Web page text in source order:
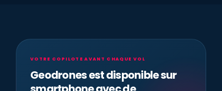
VOTRE COPILOTE AVANT CHAQUE VOL
Geodrones est disponible sur